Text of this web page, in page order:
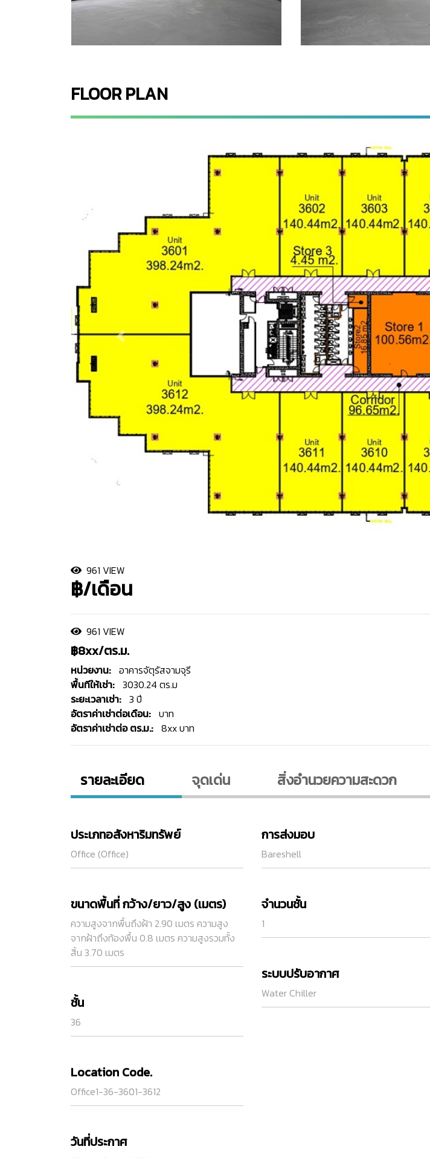
FLOOR PLAN
961 VIEW
฿/เดือน
961 VIEW
฿8xx/ตร.ม.
หน่วยงาน: อาคารจัตุรัสจามจุรี
พื้นทีให้เช่า: 3030.24 ตร.ม
ระยะเวลาเช่า: 3 ปี
อัตราค่าเช่าต่อเดือน: บาท
อัตราค่าเช่าต่อ ตร.ม.: 8xx บาท
รายละเอียด จุดเด่น สิ่งอํานวยความสะดวก
ประเภทอสังหาริมทรัพย์
Office (Office)
ขนาดพื้นที่ กว้าง/ยาว/สูง (เมตร)
ความสูงจากพื้นถึงฝ้า 2.90 เมตร ความสูง
จากฝ้าถึงท้องพื้น 0.8 เมตร ความสูงรวมทั้ง
สิ้น 3.70 เมตร
ชั้น
36
Location Code.
Office1-36-3601-3612
วันที่ประกาศ
การส่งมอบ
Bareshell
จำนวนชั้น
1
ระบบปรับอากาศ
Water Chiller